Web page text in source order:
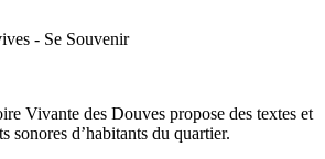
- Se Souvenir
Vivante des Douves propose des textes et
sonores d’habitants du quartier.